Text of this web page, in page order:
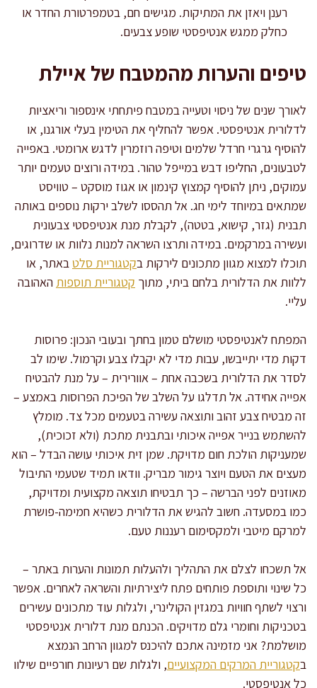
רענן ויאזן את המתיקות. מגישים חם, בטמפרטורת החדר או
כחלק ממגש אנטיפסטי שופע צבעים.
טיפים והערות מהמטבח של איילת
לאורך שנים של ניסוי וטעייה במטבח פיתחתי אינספור וריאציות
לדלורית אנטיפסטי. אפשר להחליף את הטימין בעלי אורגנו, או
להוסיף גרגרי חרדל שלמים וטיפה רוזמרין לדגש ארומטי. באפייה
לטבעונים, החליפו דבש במייפל טהור. במידה ורוצים טעמים יותר
עמוקים, ניתן להוסיף קמצוץ קינמון או אגוז מוסקט – טוויסט
שמתאים במיוחד לימי חג. אל תהססו לשלב ירקות נוספים באותה
תבנית (גזר, קישוא, בטטה), לקבלת מנת אנטיפסטי צבעונית
ועשירה במרקמים. במידה ותרצו השראה למנות נלוות או שדרוגים,
תוכלו למצוא מגוון מתכונים לירקות בקטגוריית סלט באתר, או
ללוות את הדלורית בלחם ביתי, מתוך קטגוריית תוספות האהובה
עליי.
המפתח לאנטיפסטי מושלם טמון בחתך ובעובי הנכון: פרוסות
דקות מדי יתייבשו, עבות מדי לא יקבלו צבע וקרמול. שימו לב
לסדר את הדלורית בשכבה אחת – אוורירית – על מנת להבטיח
אפייה אחידה. אל תדלגו על השלב של הפיכת הפרוסות באמצע –
זה מבטיח צבע זהוב ותוצאה עשירה בטעמים מכל צד. מומלץ
להשתמש בנייר אפייה איכותי ובתבנית מתכת (ולא זכוכית),
שמעניקות הולכת חום מדויקת. שמן זית איכותי עושה הבדל – הוא
מעצים את הטעם ויוצר גימור מבריק. וודאו תמיד שטעמי התיבול
מאוזנים לפני הברשה – כך תבטיחו תוצאה מקצועית ומדויקת,
כמו במסעדה. חשוב להגיש את הדלורית כשהיא חמימה-פושרת
למרקם מיטבי ולמקסימום רעננות טעם.
אל תשכחו לצלם את התהליך ולהעלות תמונות והערות באתר –
כל שינוי ותוספת פותחים פתח ליצירתיות והשראה לאחרים. אפשר
ורצוי לשתף חוויות במגזין הקולינרי, ולגלות עוד מתכונים עשירים
בטכניקות וחומרי גלם מדויקים. הכנתם מנת דלורית אנטיפסטי
מושלמת? אני מזמינה אתכם להיכנס למגוון הרחב הנמצא
בקטגוריית המרקים המקצועיים, ולגלות שם רעיונות חורפיים שילוו
כל אנטיפסטי.